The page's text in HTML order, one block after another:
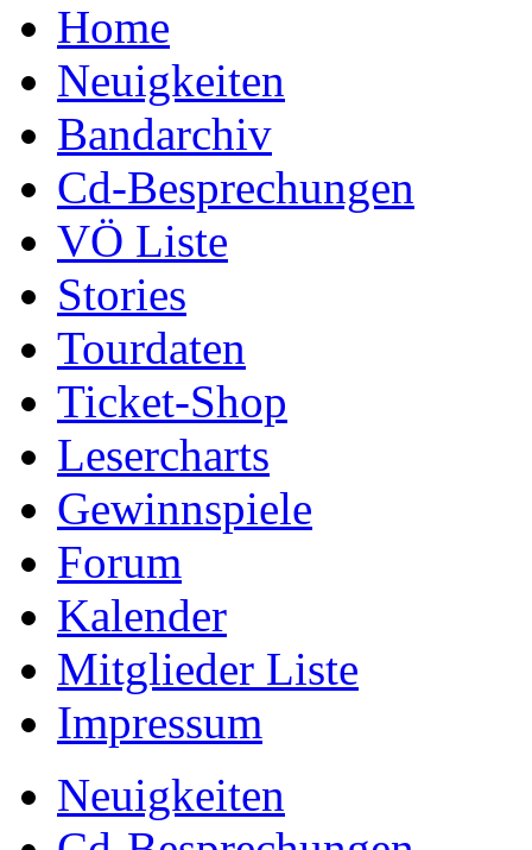
Home
Neuigkeiten
Bandarchiv
Cd-Besprechungen
VÖ Liste
Stories
Tourdaten
Ticket-Shop
Lesercharts
Gewinnspiele
Forum
Kalender
Mitglieder Liste
Impressum
Neuigkeiten